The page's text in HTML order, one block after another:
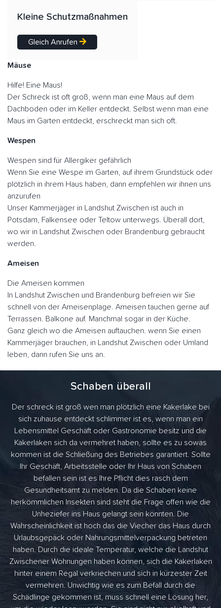
Kleine Schutzmaßnahmen
Gleich Anrufen
Mäuse
Hilfe! Eine Maus!
Der Schreck ist oft groß, wenn man eine Maus auf dem
Dachboden oder im Keller entdeckt. Selbst wenn man eine
Maus im Garten entdeckt, erschreckt man sich oft.
Wespen
Wespen sind für Allergiker gefährlich
Wenn Sie eine Wespe im Garten, auf ihrem Grundstück oder
plötzlich in ihrem Haus haben, dann empfehlen wir ihnen uns
anzurufen
Unser Kammerjäger in Landshut Zwischen ist auch in
Potsdam, Falkensee oder Teltow unterwegs. Überall dort,
wo wir in Landshut Zwischen oder Brandenburg gebraucht
werden.
Ameisen
Die Ameisen kommen
In Landshut Zwischen und Brandenburg befreien wir Sie
schnell von der Ameisenplage. Ameisen tauchen gerne auf
Terrassen. Balkone auf. Manchmal sogar in der Küche.
Ganz gleich wo die Ameisen auftauchen. wenn Sie einen
Kammerjäger brauchen, in Landshut Zwischen oder Umland
leben, dann rufen Sie uns an.
Schaben überall
Der schreck ist groß wen man plötzlich eine Kakerlake bei
sich zuhause entdeckt schlimmer ist es, wenn man ein
Lebensmittel Geschäft oder Gastronomie besitz und die
Kakerlaken sich da vermehret haben, sollte es zu sowas
kommen ist die Schließung des Betriebes garantiert. Sollte
Ihr Geschäft, Arbeitsstelle oder Ihr Haus von Schaben
befallen sein ist es Ihre Pflicht dies rasch dem
Gesundheitsamt zu melden. Da die Schaben keine
herkömmlichen Insekten sind steht die Frage offen wie die
Unheziefer ins Haus gelangt sein könnten. Die
Wahrscheinlichkeit ist hoch das die Viecher das Haus durch
Urlaubsgepäck oder Nahrungsmittelverpackung betreten
haben. Durch die ideale Temperatur, welche die Landshut
Zwischener Wohnungen haben können, sich die Kakerlaken
hinter einem Regal verkriechen und sich in kürzester Zeit
vermehren. Unwichtig wie es zum Befall durch die
Schädlinge gekommen ist, muss schnell eine Lösung her,